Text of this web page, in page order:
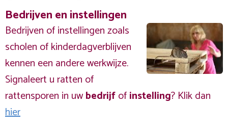
Bedrijven en instellingen
Bedrijven of instellingen zoals
scholen of kinderdagverblijven
kennen een andere werkwijze.
Signaleert u ratten of
rattensporen in uwbedrijfofinstelling? Klik dan
hier